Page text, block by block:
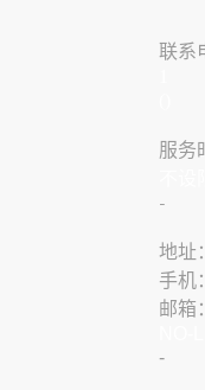
联系
服务
​-
地址
手机
邮箱
​-